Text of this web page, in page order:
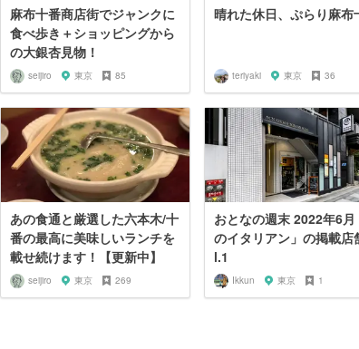
麻布十番商店街でジャンクに
食べ歩き＋ショッピングから
の大銀杏見物！
seijiro 東京 85
晴れた休日、ぷらり麻布
teriyaki 東京 36
あの食通と厳選した六本木/十
番の最高に美味しいランチを
載せ続けます！【更新中】
seijiro 東京 269
おとなの週末 2022年6月
のイタリアン」の掲載店
l.1
Ikkun 東京 1